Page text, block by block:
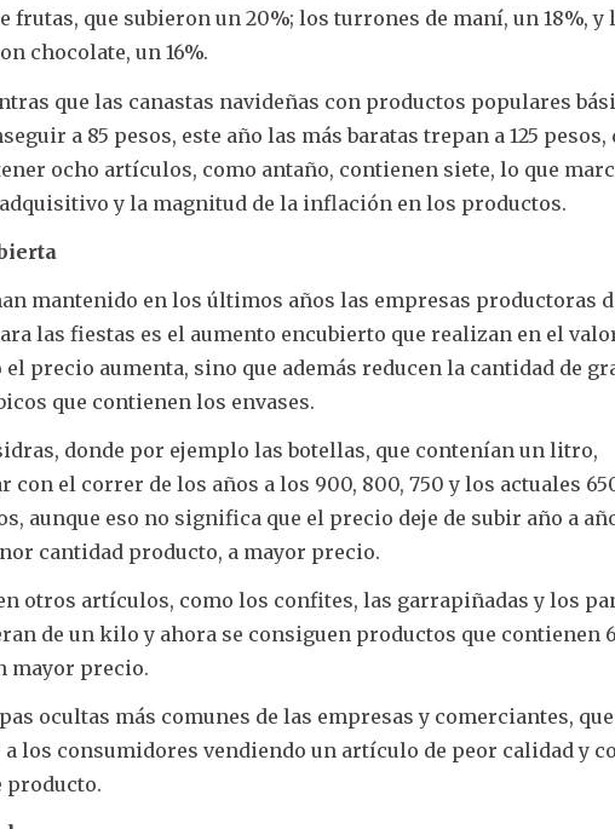
frutas, que subieron un 20%; los turrones de maní, un 18%, y
chocolate, un 16%.
que las canastas navideñas con productos populares
a 85 pesos, este año las más baratas trepan a 125 pesos,
ocho artículos, como antaño, contienen siete, lo que
y la magnitud de la inflación en los productos.
mantenido en los últimos años las empresas productoras
las fiestas es el aumento encubierto que realizan en el
precio aumenta, sino que además reducen la cantidad de
que contienen los envases.
donde por ejemplo las botellas, que contenían un litro,
con el correr de los años a los 900, 800, 750 y los actuales
aunque eso no significa que el precio deje de subir año a
cantidad producto, a mayor precio.
otros artículos, como los confites, las garrapiñadas y los
de un kilo y ahora se consiguen productos que contienen
mayor precio.
ocultas más comunes de las empresas y comerciantes, que
a los consumidores vendiendo un artículo de peor calidad y
producto.